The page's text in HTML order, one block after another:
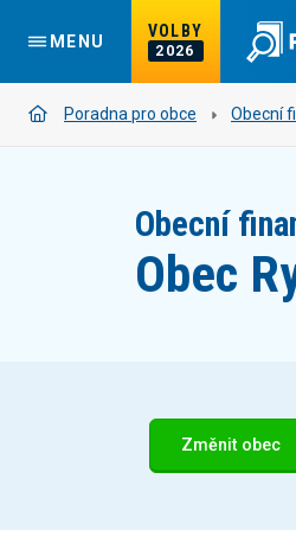
MENU
VOLBY
2026
Poradna pro obce Obecní
Obecní
Obec
Změnit obec